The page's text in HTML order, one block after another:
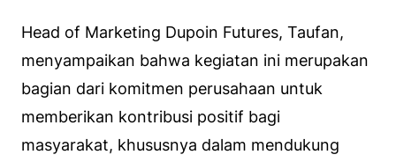
Head of Marketing Dupoin Futures, Taufan,
menyampaikan bahwa kegiatan ini merupakan
bagian dari komitmen perusahaan untuk
memberikan kontribusi positif bagi
masyarakat, khususnya dalam mendukung